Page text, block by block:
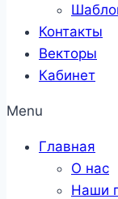
Контакты
Векторы
Кабинет
Menu
Главная
О нас
Наши